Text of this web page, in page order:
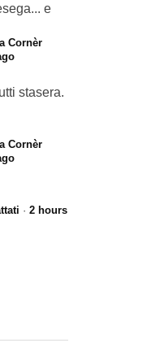
e
Cornèr
stasera.
Cornèr
· 2 hours